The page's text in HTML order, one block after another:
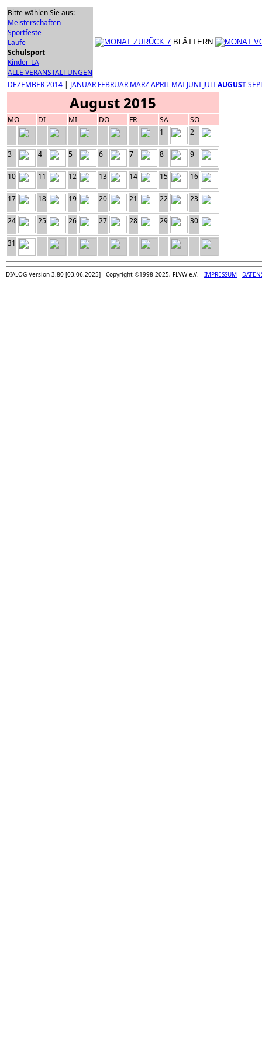
Bitte wählen Sie aus:
Meisterschaften
Sportfeste
Läufe
Schulsport
Kinder-LA
ALLE VERANSTALTUNGEN
BLÄTTERN
DEZEMBER 2014 | JANUAR FEBRUAR MÄRZAPRIL MAI JUNI JULIAUGUST
August 2015
MO DI MI DO FR SA
SO
1
2
3 4 5 6 7 8 9
10 11 12 13 14 15 16
17 18 19 20 21 22 23
24 25 26 27 28 29 30
31
DIALOG Version 3.80 [03.06.2025] - Copyright ©1998-2025, FLVW e.V. - IMPRESSUM -